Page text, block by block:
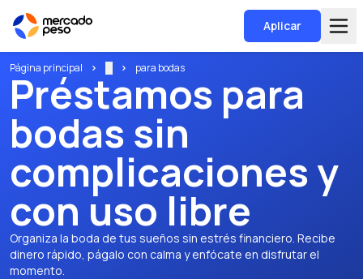
Aplicar
Página principal para bodas
Préstamos para
bodas sin
complicaciones y
con uso libre
Organiza la boda de tus sueños sin estrés financiero. Recibe
dinero rápido, págalo con calma y enfócate en disfrutar el
momento.